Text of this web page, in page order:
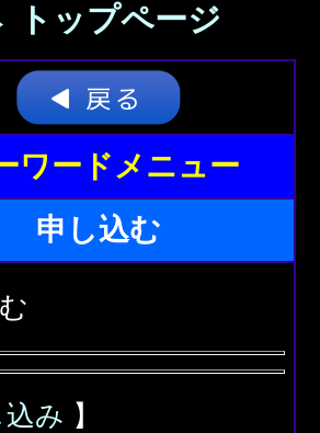
トップページ
ワードメニュー
申し込む
み 】